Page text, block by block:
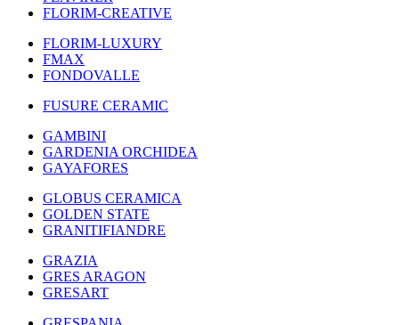
FLORIM-CREATIVE
FLORIM-LUXURY
FMAX
FONDOVALLE
FUSURE CERAMIC
GAMBINI
GARDENIA ORCHIDEA
GAYAFORES
GLOBUS CERAMICA
GOLDEN STATE
GRANITIFIANDRE
GRAZIA
GRES ARAGON
GRESART